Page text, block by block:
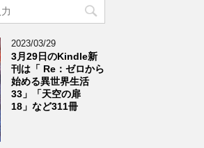
2023/03/29
3月29日のKindle新
刊は「 Re：ゼロから
始める異世界生活
33」「天空の扉
18」など311冊